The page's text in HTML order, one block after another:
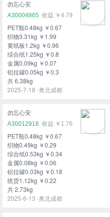
勿忘心安
A30004865
￥4.79
PET瓶0.48kg ￥0.67
织物3.31kg ￥1.99
黄纸板1.2kg ￥0.96
综合纸1.25kg ￥0.8
金属0.09kg ￥0.07
铝拉罐0.05kg ￥0.3
共 6.38kg
2025-7-18 -奥北成都
勿忘心安
A30012918
￥1.76
PET瓶0.48kg ￥0.67
织物0.49kg ￥0.29
综合纸0.53kg ￥0.34
金属0.08kg ￥0.06
铝拉罐0.03kg ￥0.18
统货1.12kg ￥0.22
共 2.73kg
2025-6-13 -奥北成都